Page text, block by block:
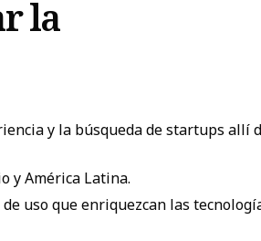
la
y la búsqueda de startups allí
y América Latina.
uso que enriquezcan las